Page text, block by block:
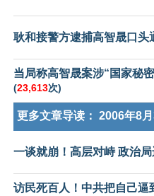
耿和接警方逮捕高智晟口头
当局称高智晟案涉“国家秘
(23,613次)
更多文章导读： 2006年8月
一谈就崩！高层对峙 政治
访民死百人！中共把自己逼